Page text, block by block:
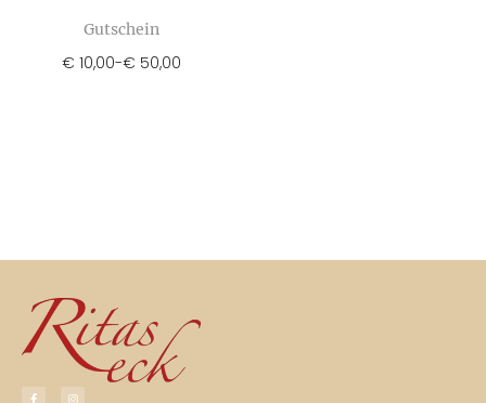
Gutschein
€ 10,00-€ 50,00